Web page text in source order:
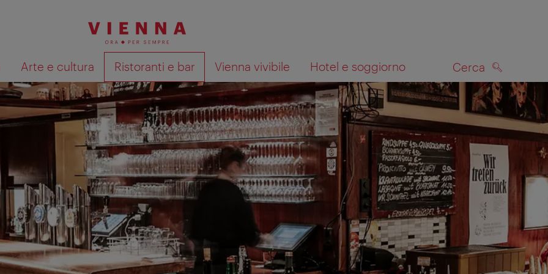
Arte e cultura Ristoranti e bar Vienna vivibile Hotel e soggiorno Cerca
Mostra i risultati della ricerca sulla mappa CERCA